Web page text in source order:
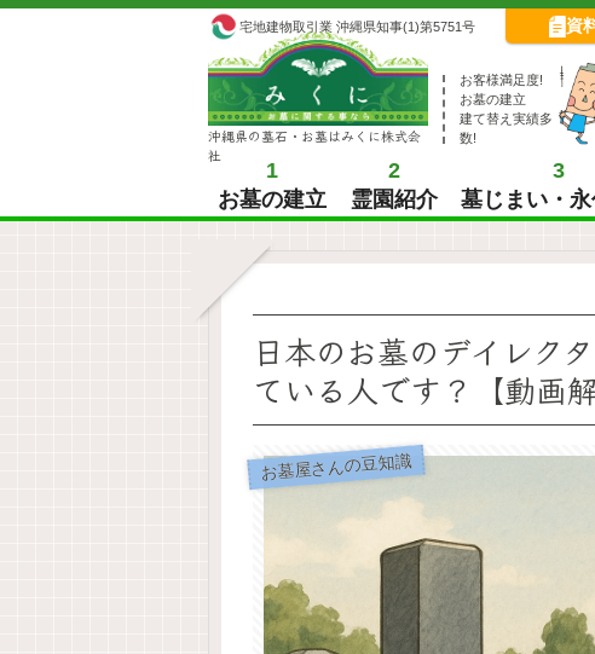
宅地建物取引業 沖縄県知事(1)第5751号 資
沖縄県の墓石・お墓はみくに株式会
社
お客様満足度!
お墓の建立
建て替え実績多
数!
1
お墓の建立
2
霊園紹介
3
墓じまい・
日本のお墓のデイレク
ている人です？【動画解
お墓屋さんの豆知識